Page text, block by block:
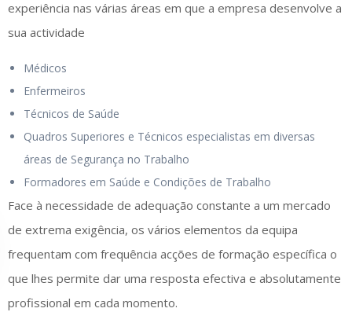
experiência nas várias áreas em que a empresa desenvolve a
sua actividade
Médicos
Enfermeiros
Técnicos de Saúde
Quadros Superiores e Técnicos especialistas em diversas
áreas de Segurança no Trabalho
Formadores em Saúde e Condições de Trabalho
Face à necessidade de adequação constante a um mercado
de extrema exigência, os vários elementos da equipa
frequentam com frequência acções de formação específica o
que lhes permite dar uma resposta efectiva e absolutamente
profissional em cada momento.